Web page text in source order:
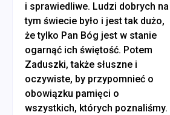
i sprawiedliwe. Ludzi dobrych na
tym świecie było i jest tak dużo,
że tylko Pan Bóg jest w stanie
ogarnąć ich świętość. Potem
Zaduszki, także słuszne i
oczywiste, by przypomnieć o
obowiązku pamięci o
wszystkich, których poznaliśmy.